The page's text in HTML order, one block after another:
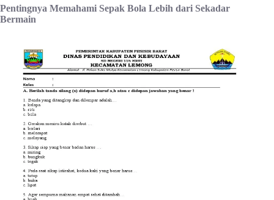
Pentingnya Memahami Sepak Bola Lebih dari Sekadar
Bermain